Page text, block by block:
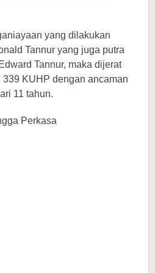
yang dilakukan
Tannur yang juga putra
Tannur, maka dijerat
KUHP dengan ancaman
11 tahun.
Perkasa